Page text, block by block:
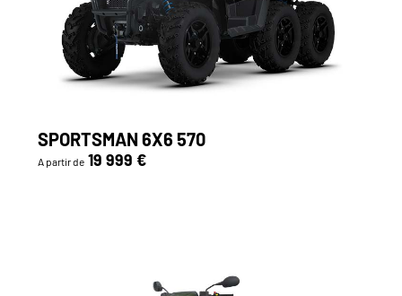
SPORTSMAN 6X6 570
A partir de 19 999 €